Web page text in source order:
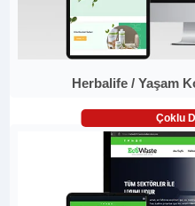
Herbalife / Yaşam
Çoklu